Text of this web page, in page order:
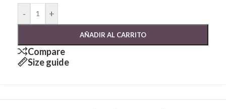
- +
AÑADIR AL CARRITO
Compare
Size guide